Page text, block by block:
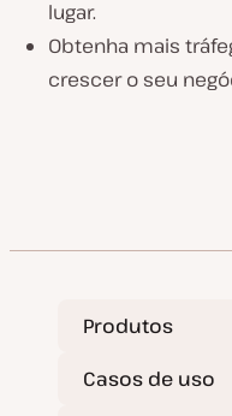
lugar.
Obtenha mais
crescer o seu
Produtos
Casos de uso